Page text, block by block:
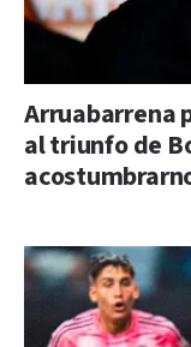
Arruabarrena
al triunfo de